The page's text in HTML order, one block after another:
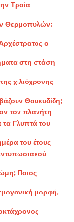
Τροία
Θερμοπυλών:
ο
στη στάση
χιλιόχρονης
Θουκυδίδη;
τον πλανήτη
τα Γλυπτά του
του έτους
Ποιος
μορφή,